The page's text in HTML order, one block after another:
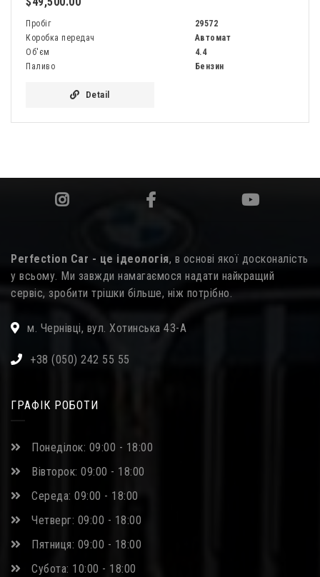
Пробіг
29572
Коробка передач
Автомат
Об'єм
4.4
Паливо
Бензин
Detail
Perfection Car - це ідеологія, в основі якої досконалість
у всьому. Ми завжди намагаємося надати найкращий
сервіс, зробити трішки більше, ніж потрібно.
м. Чернівці, вул. Хотинська 43-А
+38 (050) 242 55 55
ГРАФІК РОБОТИ
Понеділок: 09:00 - 18:00
Вівторок: 09:00 - 18:00
Середа: 09:00 - 18:00
Четверг: 09:00 - 18:00
Пятниця: 09:00 - 18:00
Субота: 10:00 - 18:00